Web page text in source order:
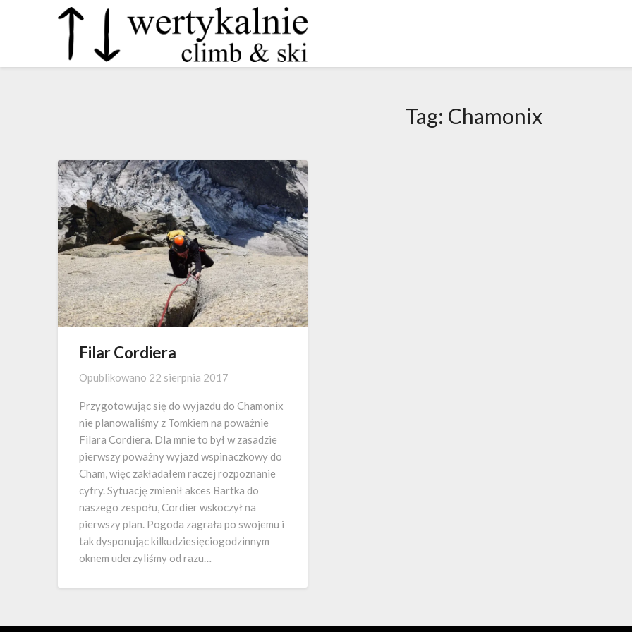
Tag: Chamonix
Filar Cordiera
Opublikowano 22 sierpnia 2017
Przygotowując się do wyjazdu do Chamonix
nie planowaliśmy z Tomkiem na poważnie
Filara Cordiera. Dla mnie to był w zasadzie
pierwszy poważny wyjazd wspinaczkowy do
Cham, więc zakładałem raczej rozpoznanie
cyfry. Sytuację zmienił akces Bartka do
naszego zespołu, Cordier wskoczył na
pierwszy plan. Pogoda zagrała po swojemu i
tak dysponując kilkudziesięciogodzinnym
oknem uderzyliśmy od razu…